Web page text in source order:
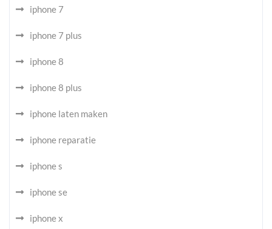
iphone 7
iphone 7 plus
iphone 8
iphone 8 plus
iphone laten maken
iphone reparatie
iphone s
iphone se
iphone x